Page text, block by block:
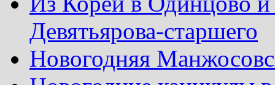
Девятьярова-старшего
Новогодняя